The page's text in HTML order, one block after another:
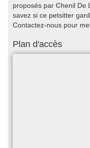
proposés par Chenil De
savez si ce petsitter
Contactez-nous pour
Plan d'accès